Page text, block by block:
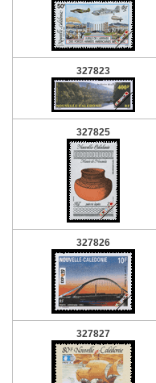
327823
327825
327826
327827